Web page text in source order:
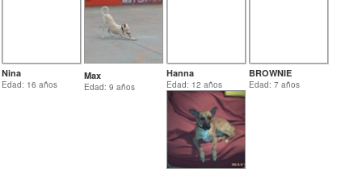
Nina
Edad: 16 años
Max
Edad: 9 años
Hanna
Edad: 12 años
BROWNIE
Edad: 7 años